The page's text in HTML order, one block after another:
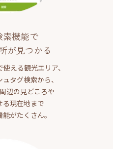
索機能で
が見つかる
える観光エリア、
タグ検索から、
辺の見どころや
る現在地まで
がたくさん。